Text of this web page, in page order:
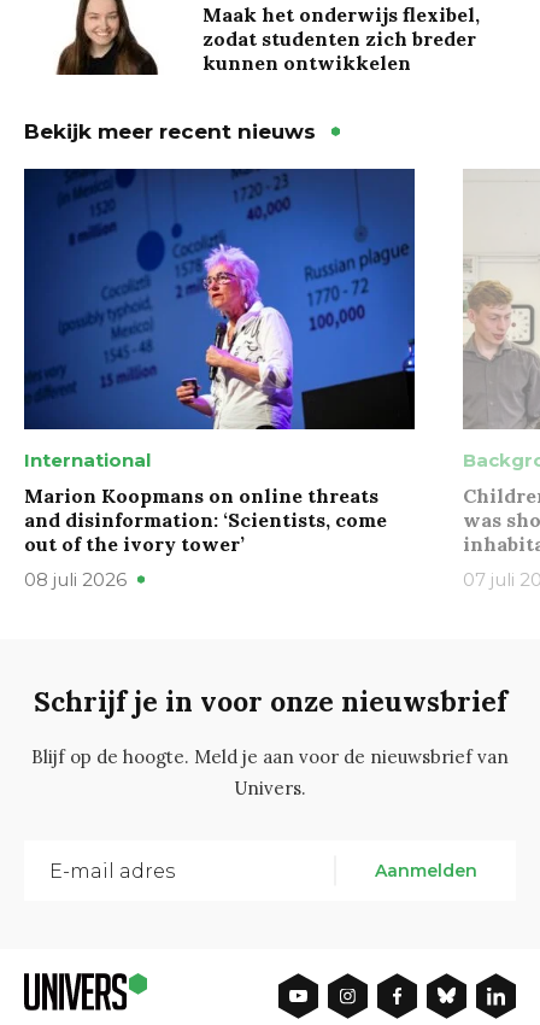
Maak het onderwijs flexibel,
zodat studenten zich breder
kunnen ontwikkelen
Bekijk meer recent nieuws
International
Marion Koopmans on online threats
and disinformation: ‘Scientists, come
out of the ivory tower’
08 juli 2026
was
07 juli
Schrijf je in voor onze nieuwsbrief
Blijf op de hoogte. Meld je aan voor de nieuwsbrief van
Univers.
Aanmelden